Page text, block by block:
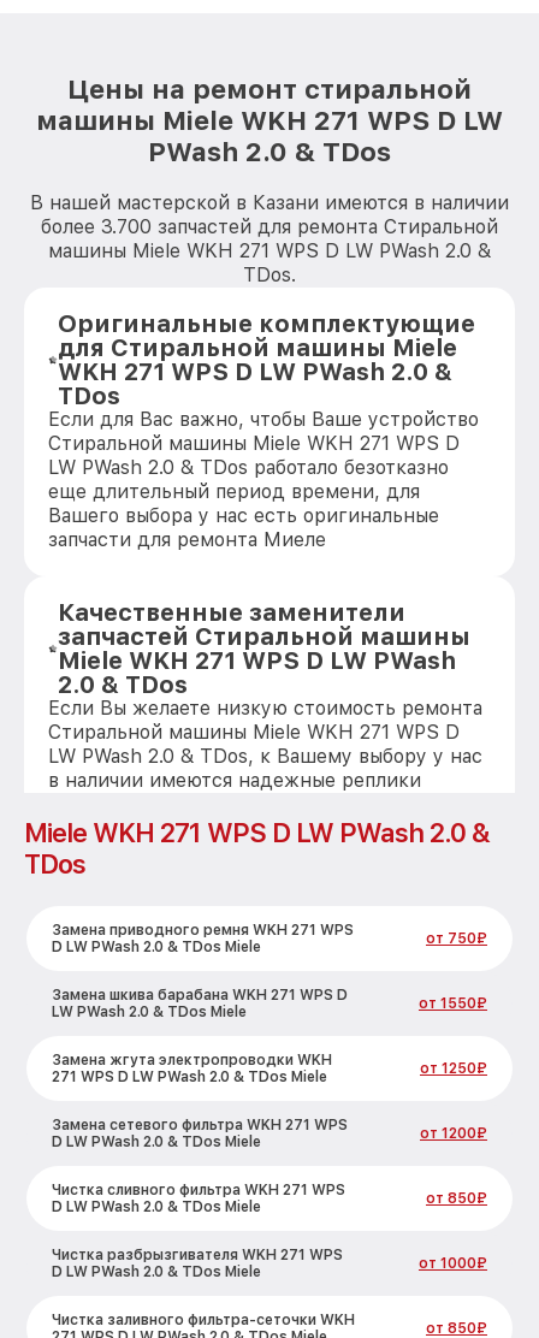
Цены на ремонт стиральной
машины Miele WKH 271 WPS D LW
PWash 2.0 & TDos
В нашей мастерской в Казани имеются в наличии
более 3.700 запчастей для ремонта Стиральной
машины Miele WKH 271 WPS D LW PWash 2.0 &
TDos.
Оригинальные комплектующие
для Стиральной машины Miele
WKH 271 WPS D LW PWash 2.0 &
TDos
Если для Вас важно, чтобы Ваше устройство
Стиральной машины Miele WKH 271 WPS D
LW PWash 2.0 & TDos работало безотказно
еще длительный период времени, для
Вашего выбора у нас есть оригинальные
запчасти для ремонта Миеле
Качественные заменители
запчастей Стиральной машины
Miele WKH 271 WPS D LW PWash
2.0 & TDos
Если Вы желаете низкую стоимость ремонта
Стиральной машины Miele WKH 271 WPS D
LW PWash 2.0 & TDos, к Вашему выбору у нас
в наличии имеются надежные реплики
Miele WKH 271 WPS D LW PWash 2.0 &
TDos
Замена приводного ремня WKH 271 WPS
D LW PWash 2.0 & TDos Miele
от 750₽
Замена шкива барабана WKH 271 WPS D
LW PWash 2.0 & TDos Miele
от 1550₽
Замена жгута электропроводки WKH
271 WPS D LW PWash 2.0 & TDos Miele
от 1250₽
Замена сетевого фильтра WKH 271 WPS
D LW PWash 2.0 & TDos Miele
от 1200₽
Чистка сливного фильтра WKH 271 WPS
D LW PWash 2.0 & TDos Miele
от 850₽
Чистка разбрызгивателя WKH 271 WPS
D LW PWash 2.0 & TDos Miele
от 1000₽
Чистка заливного фильтра-сеточки WKH
от 850₽